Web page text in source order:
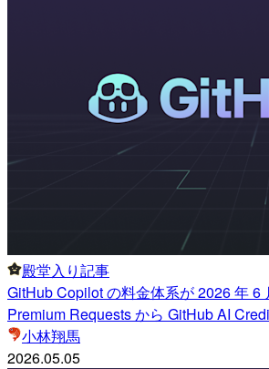
殿堂入り記事
GitHub Copilot の料金体系が 2026 年 6
Premium Requests から GitHub AI
小林翔馬
2026.05.05